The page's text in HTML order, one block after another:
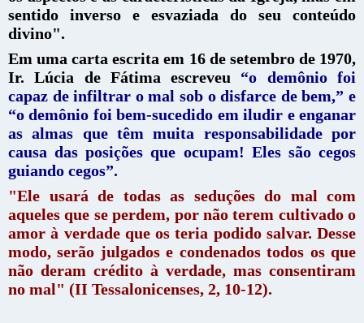
sentido inverso e esvaziada do seu conteúdo
divino".
Em uma carta escrita em 16 de setembro de 1970,
Ir. Lúcia de Fátima escreveu “o demônio foi
capaz de infiltrar o mal sob o disfarce de bem,” e
“o demônio foi bem-sucedido em iludir e enganar
as almas que têm muita responsabilidade por
causa das posições que ocupam! Eles são cegos
guiando cegos”.
"Ele usará de todas as seduções do mal com
aqueles que se perdem, por não terem cultivado o
amor à verdade que os teria podido salvar. Desse
modo, serão julgados e condenados todos os que
não deram crédito à verdade, mas consentiram
no mal" (II Tessalonicenses, 2, 10-12).